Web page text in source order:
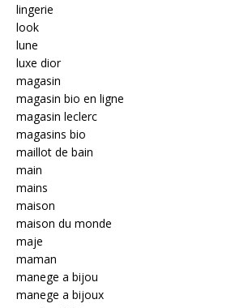
lingerie
look
lune
luxe dior
magasin
magasin bio en ligne
magasin leclerc
magasins bio
maillot de bain
main
mains
maison
maison du monde
maje
maman
manege a bijou
manege a bijoux